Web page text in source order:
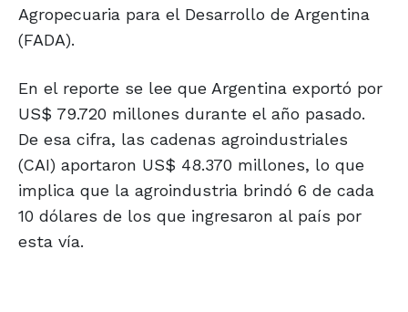
Agropecuaria para el Desarrollo de Argentina
(FADA).
En el reporte se lee que Argentina exportó por
US$ 79.720 millones durante el año pasado.
De esa cifra, las cadenas agroindustriales
(CAI) aportaron US$ 48.370 millones, lo que
implica que la agroindustria brindó 6 de cada
10 dólares de los que ingresaron al país por
esta vía.